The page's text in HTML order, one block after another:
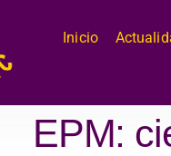
Inicio
EPM: